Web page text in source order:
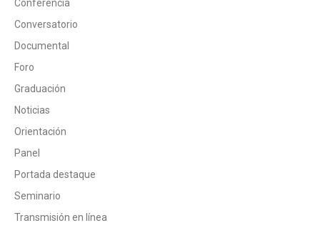
Conferencia
Conversatorio
Documental
Foro
Graduación
Noticias
Orientación
Panel
Portada destaque
Seminario
Transmisión en línea